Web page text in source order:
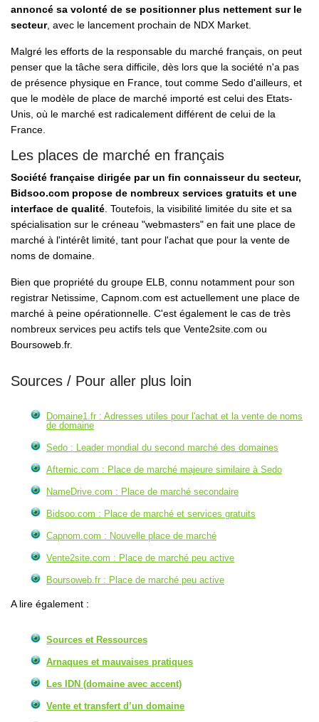
annoncé sa volonté de se positionner plus nettement sur le
secteur, avec le lancement prochain de NDX Market.
Malgré les efforts de la responsable du marché français, on peut
penser que la tâche sera difficile, dès lors que la société n'a pas
de présence physique en France, tout comme Sedo d'ailleurs, et
que le modèle de place de marché importé est celui des Etats-
Unis, où le marché est radicalement différent de celui de la
France.
Les places de marché en français
Société française dirigée par un fin connaisseur du secteur,
Bidsoo.com propose de nombreux services gratuits et une
interface de qualité . Toutefois, la visibilité limitée du site et sa
spécialisation sur le créneau "webmasters" en fait une place de
marché à l'intérêt limité, tant pour l'achat que pour la vente de
noms de domaine.
Bien que propriété du groupe ELB, connu notamment pour son
registrar Netissime, Capnom.com est actuellement une place de
marché à peine opérationnelle. C'est également le cas de très
nombreux services peu actifs tels que Vente2site.com ou
Boursoweb.fr.
Sources / Pour aller plus loin
Domaine1.fr : Adresses utiles pour l'achat et la vente de noms
de domaine
Sedo : Leader mondial du second marché des domaines
Afternic.com : Place de marché majeure similaire à Sedo
NameDrive.com : Place de marché secondaire
Bidsoo.com : Place de marché et services gratuits
Capnom.com : Nouvelle place de marché
Vente2site.com : Place de marché peu active
Boursoweb.fr : Place de marché peu active
A lire également :
Sources et Ressources
Arnaques et mauvaises pratiques
Les IDN (domaine avec accent)
Vente et transfert d’un domaine